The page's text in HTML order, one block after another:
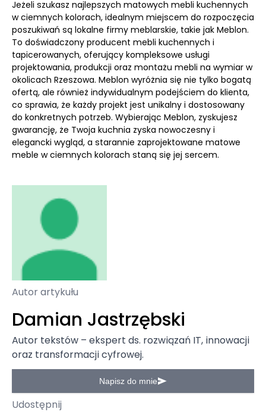
Jeżeli szukasz najlepszych matowych mebli kuchennych
w ciemnych kolorach, idealnym miejscem do rozpoczęcia
poszukiwań są lokalne firmy meblarskie, takie jak Meblon.
To doświadczony producent mebli kuchennych i
tapicerowanych, oferujący kompleksowe usługi
projektowania, produkcji oraz montażu mebli na wymiar w
okolicach Rzeszowa. Meblon wyróżnia się nie tylko bogatą
ofertą, ale również indywidualnym podejściem do klienta,
co sprawia, że każdy projekt jest unikalny i dostosowany
do konkretnych potrzeb. Wybierając Meblon, zyskujesz
gwarancję, że Twoja kuchnia zyska nowoczesny i
elegancki wygląd, a starannie zaprojektowane matowe
meble w ciemnych kolorach staną się jej sercem.
Autor artykułu
Damian Jastrzębski
Autor tekstów – ekspert ds. rozwiązań IT, innowacji
oraz transformacji cyfrowej.
Napisz do mnie
Udostępnij